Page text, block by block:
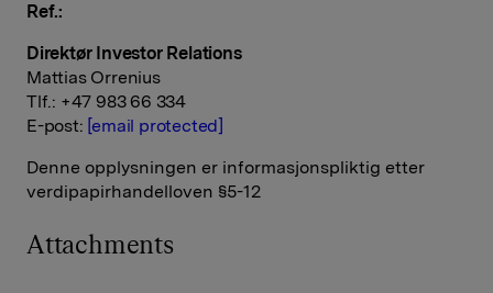
Ref.:
Direktør Investor Relations
Mattias Orrenius
Tlf.: +47 983 66 334
E-post: [email protected]
Denne opplysningen er informasjonspliktig etter
verdipapirhandelloven §5-12
Attachments